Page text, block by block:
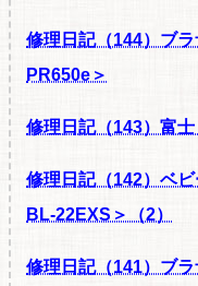
修理日記（144）ブ
PR650e＞
修理日記（143）富
修理日記（142）ベ
BL-22EXS＞（2）
修理日記（141）ブ